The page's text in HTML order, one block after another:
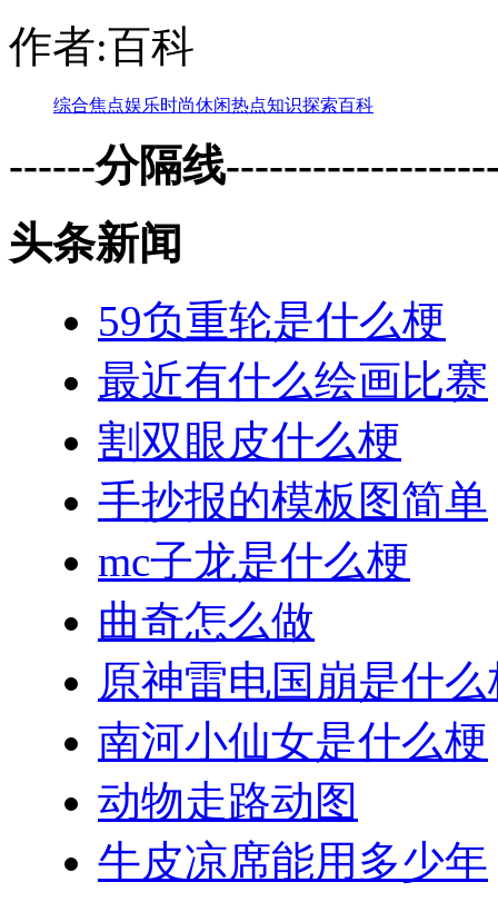
作者:百科
综合焦点娱乐时尚休闲热点知识探索百科
------分隔线
头条新闻
59负重轮是什么梗
最近有什么绘画比赛
割双眼皮什么梗
手抄报的模板图简单
mc子龙是什么梗
曲奇怎么做
原神雷电国崩是什么
南河小仙女是什么梗
动物走路动图
牛皮凉席能用多少年